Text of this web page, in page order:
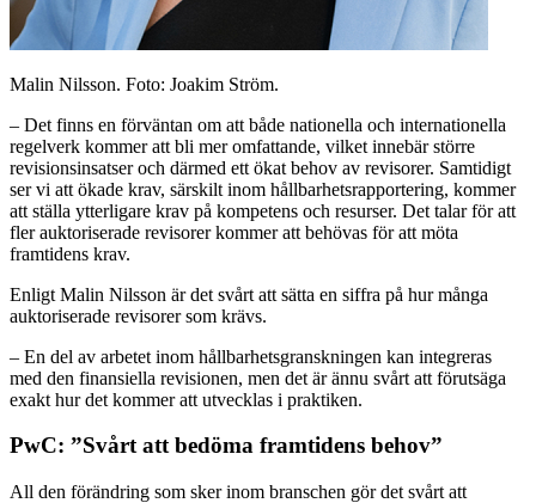
Malin Nilsson. Foto: Joakim Ström.
– Det finns en förväntan om att både nationella och internationella
regelverk kommer att bli mer omfattande, vilket innebär större
revisionsinsatser och därmed ett ökat behov av revisorer. Samtidigt
ser vi att ökade krav, särskilt inom hållbarhetsrapportering, kommer
att ställa ytterligare krav på kompetens och resurser. Det talar för att
fler auktoriserade revisorer kommer att behövas för att möta
framtidens krav.
Enligt Malin Nilsson är det svårt att sätta en siffra på hur många
auktoriserade revisorer som krävs.
– En del av arbetet inom hållbarhetsgranskningen kan integreras
med den finansiella revisionen, men det är ännu svårt att förutsäga
exakt hur det kommer att utvecklas i praktiken.
PwC: ”Svårt att bedöma framtidens behov”
All den förändring som sker inom branschen gör det svårt att